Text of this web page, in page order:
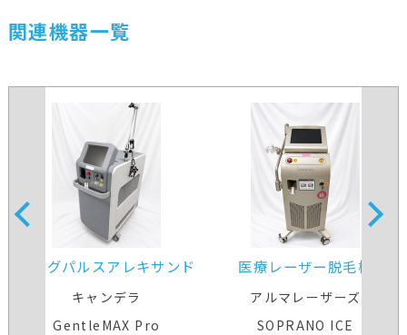
関連機器一覧
ロングパルスアレキサンド
ライト・ヤグレーザー
キャンデラ
GentleMAX Pro
医療レーザー脱毛機
アルマレーザーズ
SOPRANO ICE